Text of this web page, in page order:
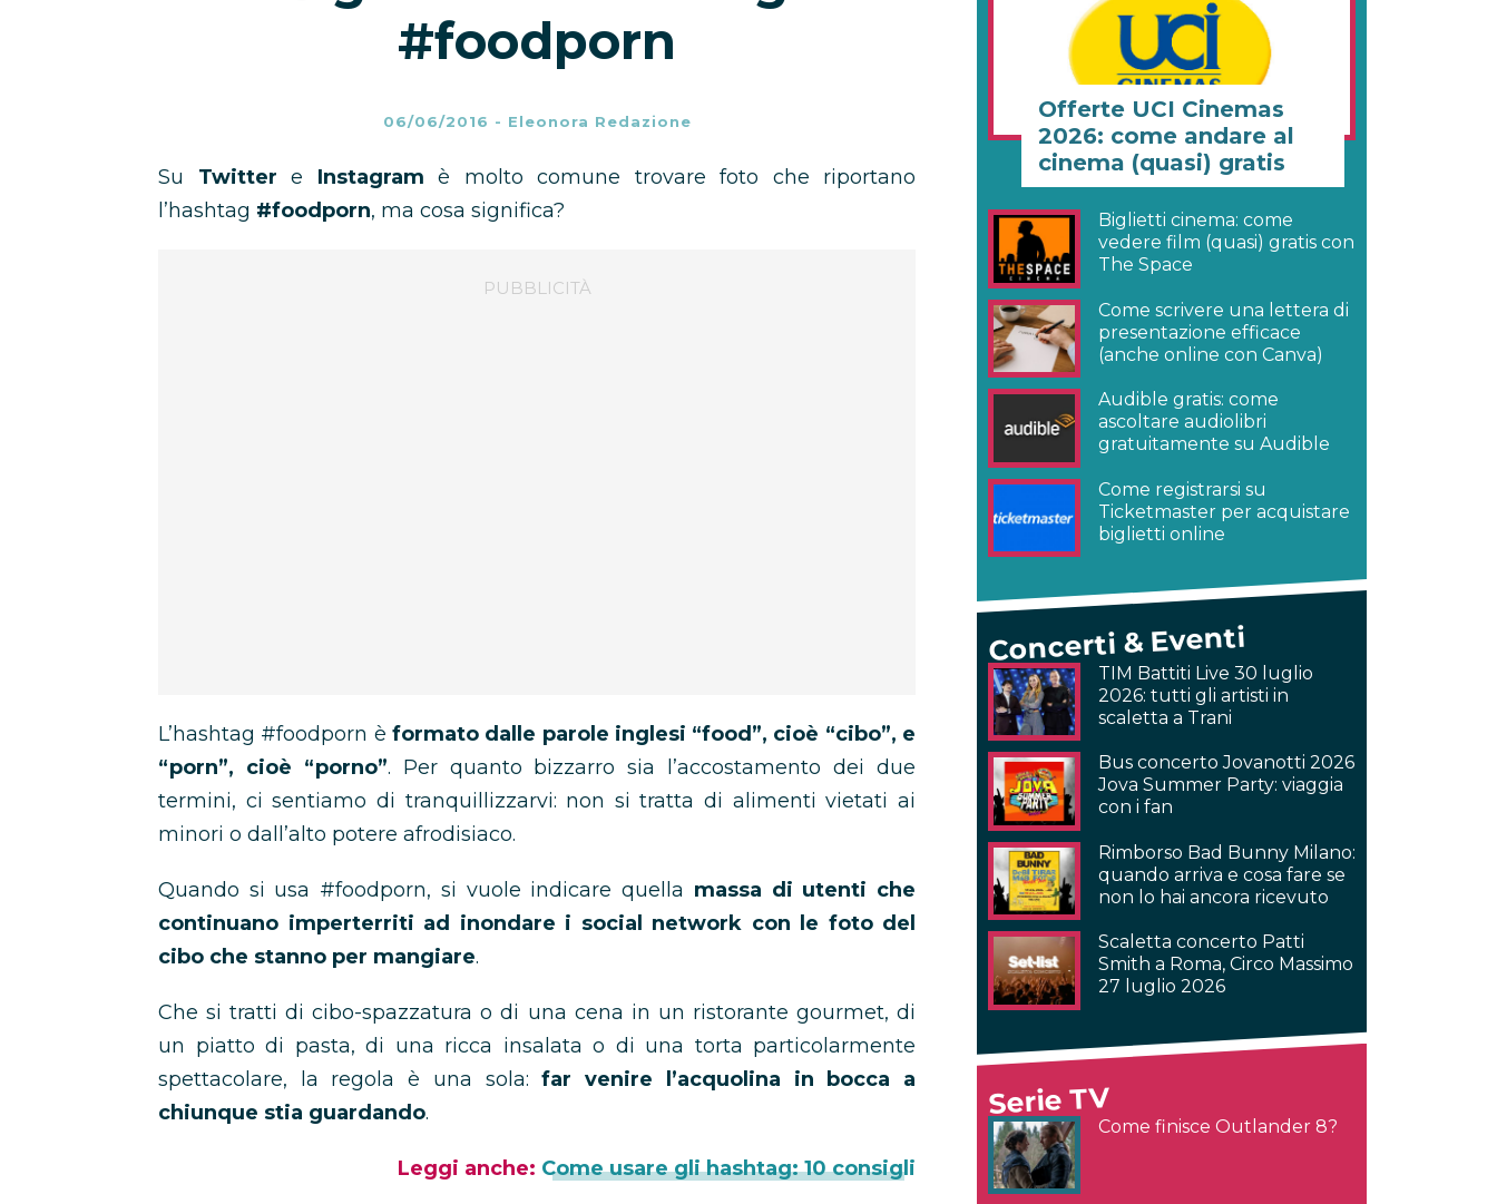
#foodporn
06/06/2016 - Eleonora Redazione
Su Twitter e Instagram è molto comune trovare foto che riportano
l’hashtag #foodporn, ma cosa significa?
L’hashtag #foodporn è formato dalle parole inglesi “food”, cioè “cibo”, e
“porn”, cioè “porno”. Per quanto bizzarro sia l’accostamento dei due
termini, ci sentiamo di tranquillizzarvi: non si tratta di alimenti vietati ai
minori o dall’alto potere afrodisiaco.
Quando si usa #foodporn, si vuole indicare quella massa di utenti che
continuano imperterriti ad inondare i social network con le foto del
cibo che stanno per mangiare.
Che si tratti di cibo-spazzatura o di una cena in un ristorante gourmet, di
un piatto di pasta, di una ricca insalata o di una torta particolarmente
spettacolare, la regola è una sola:far venire l’acquolina in bocca a
chiunque stia guardando.
Leggi anche: Come usare gli hashtag: 10 consigli
Offerte UCI Cinemas
2026: come andare al
cinema (quasi) gratis
Biglietti cinema: come
vedere film (quasi) gratis con
The Space
Come scrivere una lettera di
presentazione efficace
(anche online con Canva)
Audible gratis: come
ascoltare audiolibri
gratuitamente su Audible
Come registrarsi su
Ticketmaster per acquistare
biglietti online
Concerti & Eventi
TIM Battiti Live 30 luglio
2026: tutti gli artisti in
scaletta a Trani
Bus concerto Jovanotti 2026
Jova Summer Party: viaggia
con i fan
Rimborso Bad Bunny Milano:
quando arriva e cosa fare se
non lo hai ancora ricevuto
Scaletta concerto Patti
Smith a Roma, Circo Massimo
27 luglio 2026
Serie TV
Come finisce Outlander 8?